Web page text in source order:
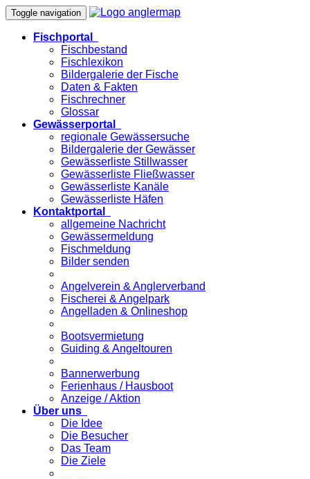
Toggle navigation
Fischportal
Fischbestand
Fischlexikon
Bildergalerie der Fische
Daten & Fakten
Fischrechner
Glossar
Gewässerportal
regionale Gewässersuche
Bildergalerie der Gewässer
Gewässerliste Stillwasser
Gewässerliste Fließwasser
Gewässerliste Kanäle
Gewässerliste Häfen
Kontaktportal
allgemeine Nachricht
Gewässermeldung
Fischmeldung
Bilder senden
Angelverein & Anglerverband
Fischerei & Angelpark
Angelladen & Onlineshop
Bootsvermietung
Guiding & Angeltouren
Bannerwerbung
Ferienhaus / Hausboot
Anzeige / Aktion
Über uns
Die Idee
Die Besucher
Das Team
Die Ziele